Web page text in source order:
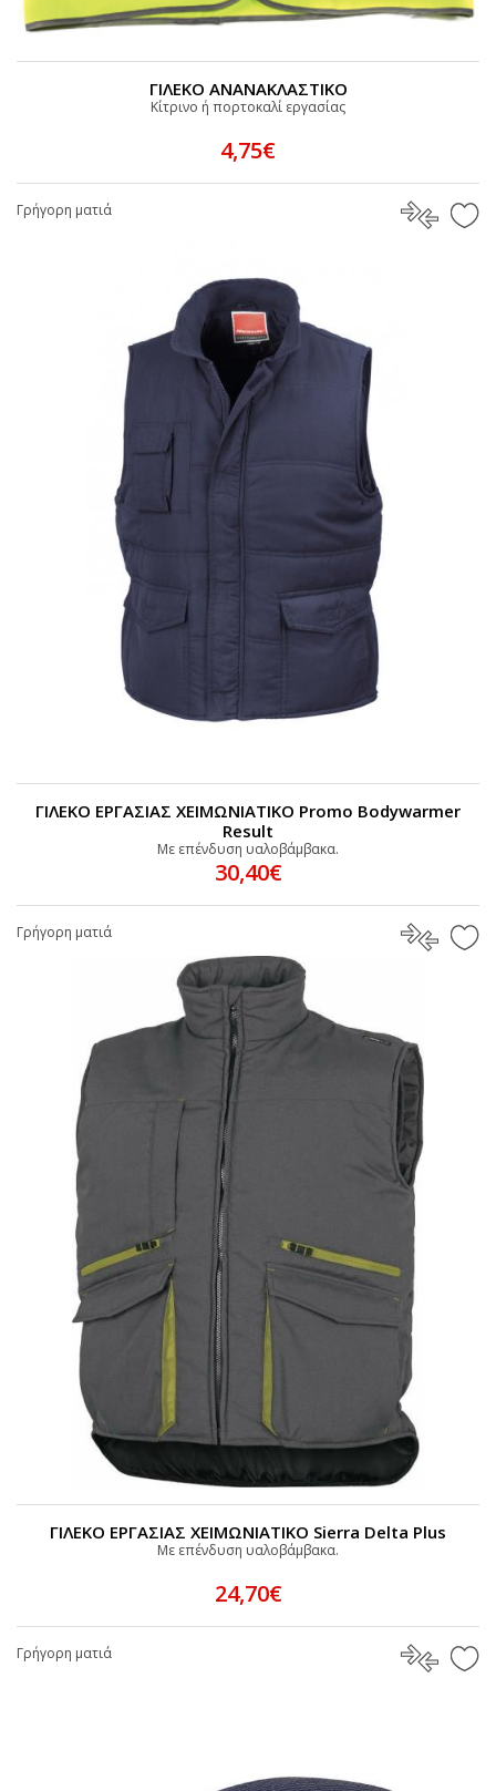
ΓΙΛΕΚΟ ΑΝΑΝΑΚΛΑΣΤΙΚΟ
Κίτρινο ή πορτοκαλί εργασίας
4,75€
Γρήγορη ματιά
ΓΙΛΕΚΟ ΕΡΓΑΣΙΑΣ ΧΕΙΜΩΝΙΑΤΙΚΟ Promo Bodywarmer
Result
Mε επένδυση υαλοβάμβακα.
30,40€
Γρήγορη ματιά
ΓΙΛΕΚΟ ΕΡΓΑΣΙΑΣ ΧΕΙΜΩΝΙΑΤΙΚΟ Sierra Delta Plus
Mε επένδυση υαλοβάμβακα.
24,70€
Γρήγορη ματιά